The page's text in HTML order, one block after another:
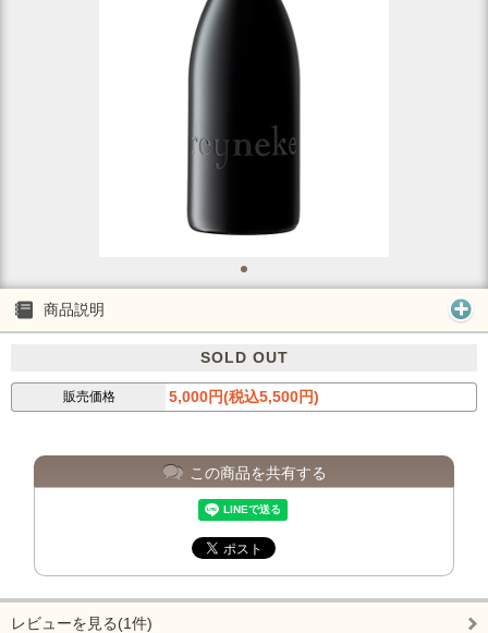
商品説明
SOLD OUT
販売価格 5,000円(税込5,500円)
この商品を共有する
レビューを見る(1件)